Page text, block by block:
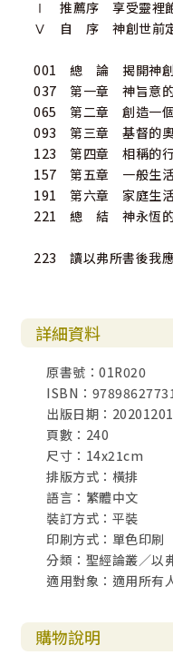
Ⅰ 推薦序 享受靈裡飽
Ⅴ 自 序 神創世前定
001 總 論 揭開神創
037 第一章 神旨意
065 第二章 創造一
093 第三章 基督的
123 第四章 相稱的行
157 第五章 一般生活
191 第六章 家庭生活
221 總 結 神永恆的
223 讀以弗所書後我
詳細資料
原書號：01R020
ISBN：
出版日期：20201201
頁數：240
尺寸：14x21cm
排版方式：橫排
語言：繁體中文
裝訂方式：平裝
印刷方式：單色印刷
分類：聖經論叢／以
適用對象：適用所有
購物說明